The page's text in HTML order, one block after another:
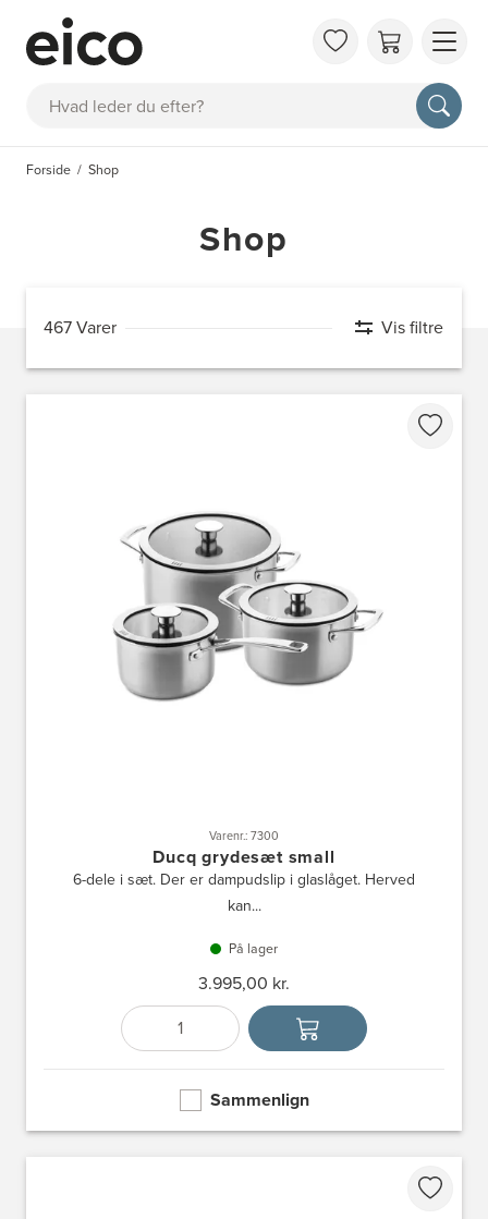
Søg
OM
FAQ
Forside Shop
Shop
467 Varer Vis filtre
Varenr.: 7300
Ducq grydesæt small
6-dele i sæt. Der er dampudslip i glaslåget. Herved
kan...
På lager
3.995,00 kr.
Antal
Vælg enhed
Sammenlign